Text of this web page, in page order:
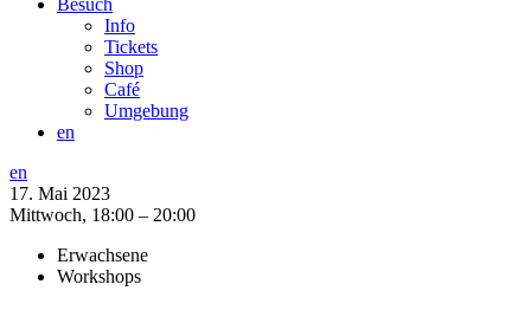
Info
Tickets
Shop
Café
Umgebung
en
en
17. Mai 2023
Mittwoch, 18:00 – 20:00
Erwachsene
Workshops